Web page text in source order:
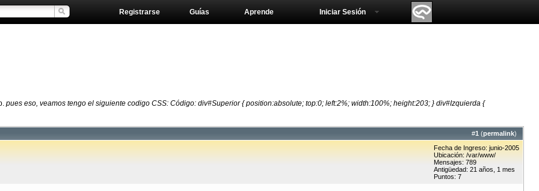
Aprende
Guías
Registrarse Iniciar Sesión
pues eso, veamos tengo el siguiente codigo CSS: Código: div#Superior { position:absolute; top:0; left:2%; width:100%; height:203; } div#Izquierda {
#1 (permalink)
Fecha de Ingreso: junio-2005
Ubicación: /var/www/
Mensajes: 789
Antigüedad: 21 años, 1 mes
Puntos: 7